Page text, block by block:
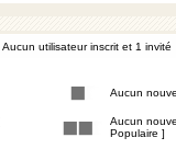
utilisateur inscrit et 1 invité
Aucun
Aucun
Populaire ]